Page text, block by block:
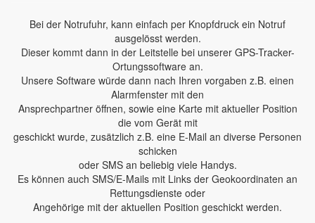
Bei der Notrufuhr, kann einfach per Knopfdruck ein Notruf
ausgelösst werden.
Dieser kommt dann in der Leitstelle bei unserer GPS-Tracker-
Ortungssoftware an.
Unsere Software würde dann nach Ihren vorgaben z.B. einen
Alarmfenster mit den
Ansprechpartner öffnen, sowie eine Karte mit aktueller Position
die vom Gerät mit
geschickt wurde, zusätzlich z.B. eine E-Mail an diverse Personen
schicken
oder SMS an beliebig viele Handys.
Es können auch SMS/E-Mails mit Links der Geokoordinaten an
Rettungsdienste oder
Angehörige mit der aktuellen Position geschickt werden.